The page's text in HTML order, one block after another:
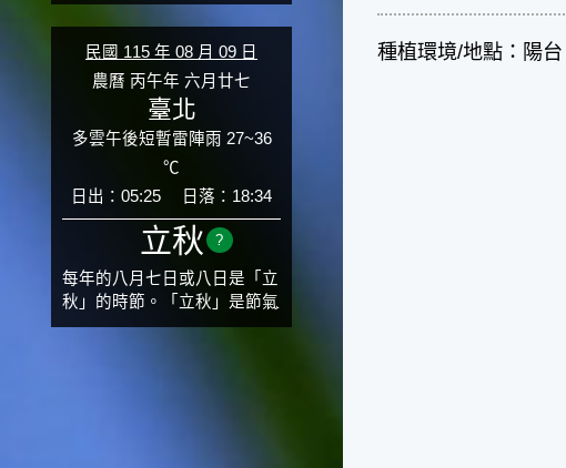
民國 115 年 08 月 09 日
農曆 丙午年 六月廿七
臺北
多雲午後短暫雷陣雨 27~36
℃
日出：05:25
日落：18:34
立秋 ?
每年的八月七日或八日是「立
秋」的時節。「立秋」是節氣
邁入秋涼的先聲，表示酷熱難
種植環境/地點：陽